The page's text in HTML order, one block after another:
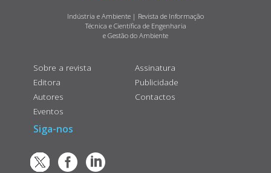
Indústria e Ambiente | Revista de Informação
Técnica e Científica de Engenharia
e Gestão do Ambiente
Sobre a revista
Editora
Autores
Eventos
Assinatura
Publicidade
Contactos
Siga-nos